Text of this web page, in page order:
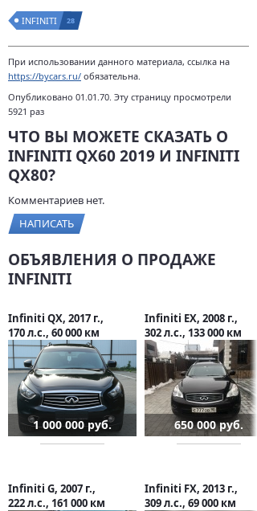
INFINITI 28
При использовании данного материала, ссылка на
https://bycars.ru/ обязательна.
Опубликовано 01.01.70. Эту страницу просмотрели
5921 раз
ЧТО ВЫ МОЖЕТЕ СКАЗАТЬ О
INFINITI QX60 2019 И INFINITI
QX80?
Комментариев нет.
НАПИСАТЬ
ОБЪЯВЛЕНИЯ О ПРОДАЖЕ
INFINITI
Infiniti QX, 2017 г.,
170 л.с., 60 000 км
1 000 000 руб.
Infiniti EX, 2008 г.,
302 л.с., 133 000 км
650 000 руб.
Infiniti G, 2007 г.,
222 л.с., 161 000 км
Infiniti FX, 2013 г.,
309 л.с., 69 000 км